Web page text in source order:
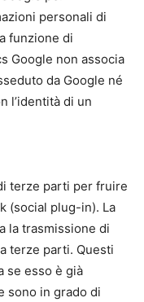
personali di
funzione di
Google non associa
da Google né
l’identità di un
terze parti per fruire
(social plug-in). La
la trasmissione di
terze parti. Questi
se esso è già
sono in grado di